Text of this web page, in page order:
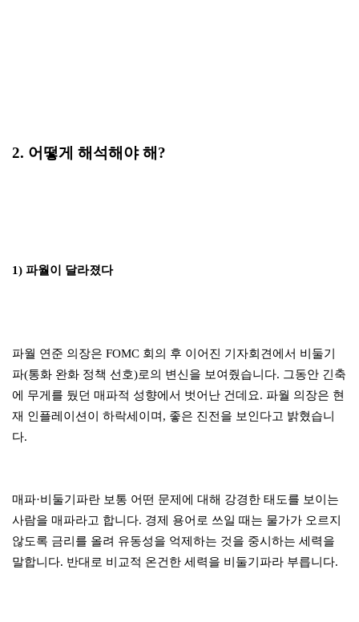
2. 어떻게 해석해야 해?
1) 파월이 달라졌다
파월 연준 의장은 FOMC 회의 후 이어진 기자회견에서 비둘기
파(통화 완화 정책 선호)로의 변신을 보여줬습니다. 그동안 긴축
에 무게를 뒀던 매파적 성향에서 벗어난 건데요. 파월 의장은 현
재 인플레이션이 하락세이며, 좋은 진전을 보인다고 밝혔습니
다.
매파·비둘기파란 보통 어떤 문제에 대해 강경한 태도를 보이는
사람을 매파라고 합니다. 경제 용어로 쓰일 때는 물가가 오르지
않도록 금리를 올려 유동성을 억제하는 것을 중시하는 세력을
말합니다. 반대로 비교적 온건한 세력을 비둘기파라 부릅니다.